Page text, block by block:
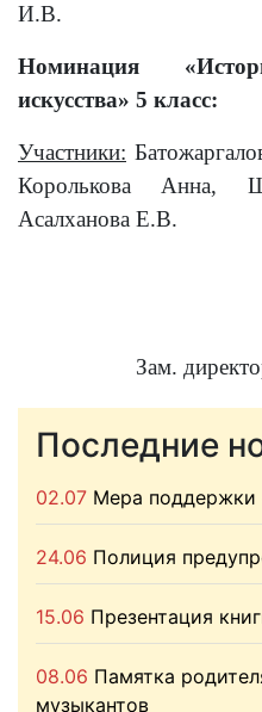
И.В.
Номинация
искусства» 5 класс:
Участники:
Королькова Анна,
Асалханова Е.В.
Зам.
Последние
02.07 Мера поддержки
24.06 Полиция
15.06 Презентация
08.06 Памятка
музыкантов